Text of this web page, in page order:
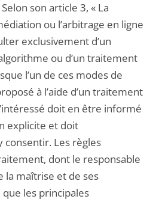
son article 3, « La
ou l’arbitrage en ligne
exclusivement d’un
ou d’un traitement
l’un de ces modes de
à l’aide d’un traitement
doit en être informé
explicite et doit
consentir. Les règles
dont le responsable
la maîtrise et de ses
les principales